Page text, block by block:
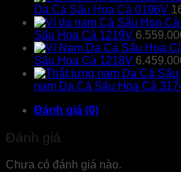
Da Cá Sấu Hoa Cà 0196V
Sấu Hoa Cà 1219V
Sấu Hoa Cà 1218V
nam Da Cá Sấu Hoa Cà
Đánh giá (0)
Đánh giá
Chưa có đánh giá nào.